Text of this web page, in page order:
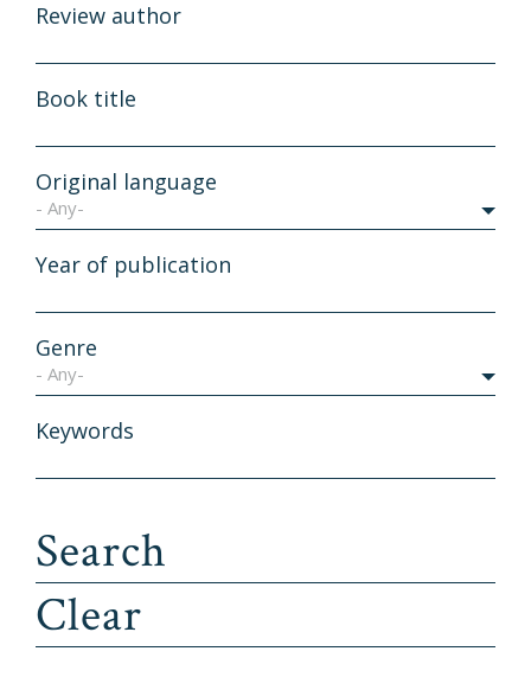
Review author
Book title
Original language
- Any-
Year of publication
Genre
- Any-
Keywords